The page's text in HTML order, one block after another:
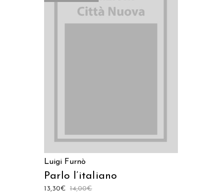
Luigi Furnò
Parlo l’italiano
14,00€
13,30€